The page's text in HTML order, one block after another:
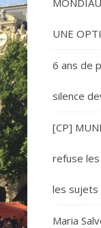
UNE
6 ans de
silence
[CP]
refuse
les sujets
Maria